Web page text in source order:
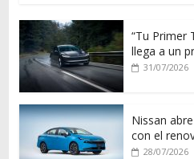
“Tu Primer
llega a un
31/07/2026
Nissan
con el
28/07/2026